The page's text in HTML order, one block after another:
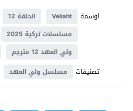
اوسمة
Veliaht الحلقة 12
مسلسلات تركية 2025
ولي العهد 12 مترجم
تصنيفات مسلسل ولي العهد